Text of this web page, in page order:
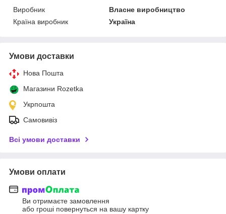
Виробник
Власне виробництво
Країна виробник
Україна
Умови доставки
Нова Пошта
Магазини Rozetka
Укрпошта
Самовивіз
Всі умови доставки
Умови оплати
Ви отримаєте замовлення
або гроші повернуться на вашу картку